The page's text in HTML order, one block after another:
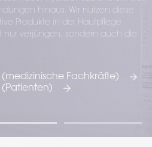
hinaus. Wir nutzen diese
Produkte in der Hautpflege
nur verjüngen, sondern auch die
Fachkräfte)